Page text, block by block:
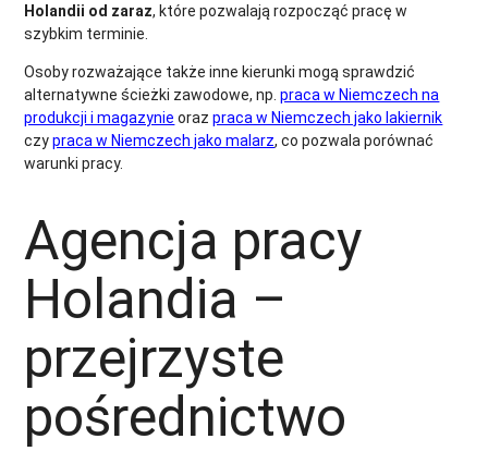
Holandii od zaraz, które pozwalają rozpocząć pracę w
szybkim terminie.
Osoby rozważające także inne kierunki mogą sprawdzić
alternatywne ścieżki zawodowe, np.praca w Niemczech na
produkcji i magazynie orazpraca w Niemczech jako lakiernik
czypraca w Niemczech jako malarz, co pozwala porównać
warunki pracy.
Agencja pracy
Holandia –
przejrzyste
pośrednictwo